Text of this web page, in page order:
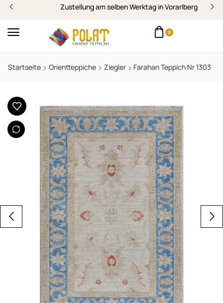
Zustellung am selben Werktag in Vorarlberg
0
Startseite Orientteppiche Ziegler Farahan Teppich Nr 1303